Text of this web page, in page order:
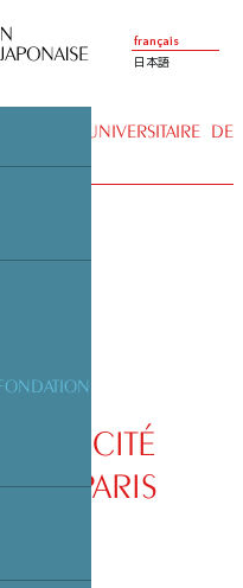
français
日本語
CITÉ UNIVERSITAIRE DE
CITÉ
DE PARIS